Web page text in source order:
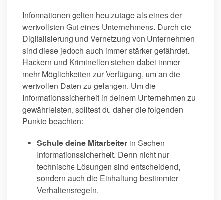
Informationen gelten heutzutage als eines der
wertvollsten Gut eines Unternehmens. Durch die
Digitalisierung und Vernetzung von Unternehmen
sind diese jedoch auch immer stärker gefährdet.
Hackern und Kriminellen stehen dabei immer
mehr Möglichkeiten zur Verfügung, um an die
wertvollen Daten zu gelangen. Um die
Informationssicherheit in deinem Unternehmen zu
gewährleisten, solltest du daher die folgenden
Punkte beachten:
Schule deine Mitarbeiter in Sachen
Informationssicherheit. Denn nicht nur
technische Lösungen sind entscheidend,
sondern auch die Einhaltung bestimmter
Verhaltensregeln.